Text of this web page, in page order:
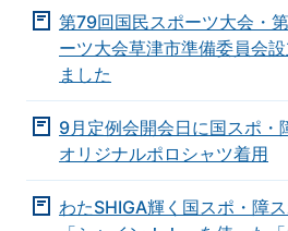
第79回国民スポーツ大会・
ーツ大会草津市準備委員会
ました
9月定例会開会日に国スポ・
オリジナルポロシャツ着用
わたSHIGA輝く国スポ・障